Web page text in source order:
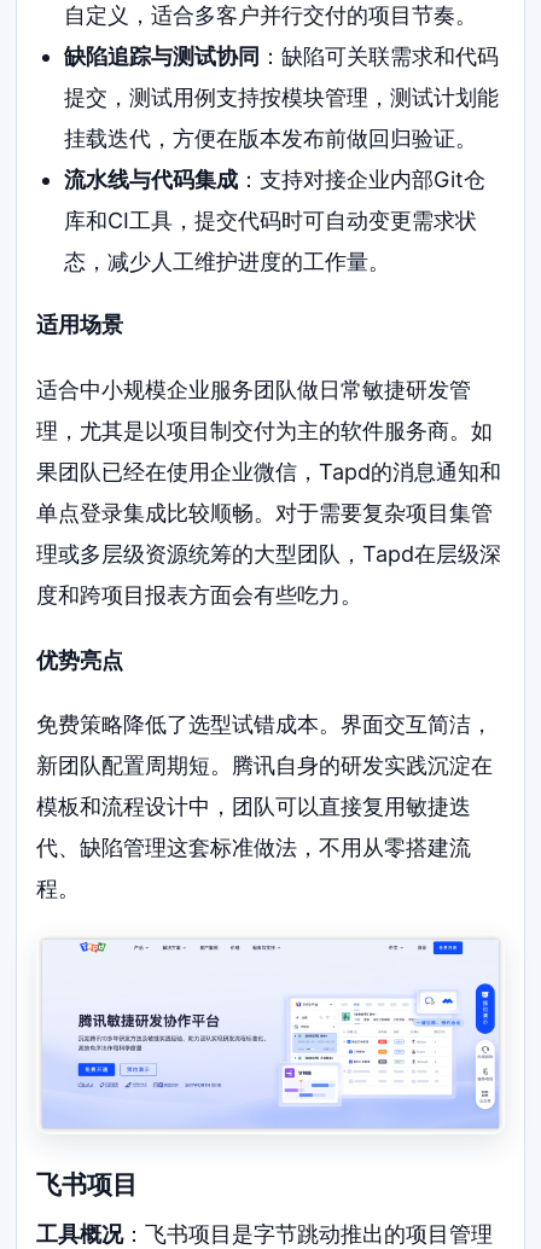
自定义，适合多客户并行交付的项目节奏。
缺陷追踪与测试协同 ：缺陷可关联需求和代码
提交，测试用例支持按模块管理，测试计划能
挂载迭代，方便在版本发布前做回归验证。
流水线与代码集成：支持对接企业内部Git仓
库和CI工具，提交代码时可自动变更需求状
态，减少人工维护进度的工作量。
适用场景
适合中小规模企业服务团队做日常敏捷研发管
理，尤其是以项目制交付为主的软件服务商。如
果团队已经在使用企业微信，Tapd的消息通知和
单点登录集成比较顺畅。对于需要复杂项目集管
理或多层级资源统筹的大型团队，Tapd在层级深
度和跨项目报表方面会有些吃力。
优势亮点
免费策略降低了选型试错成本。界面交互简洁，
新团队配置周期短。腾讯自身的研发实践沉淀在
模板和流程设计中，团队可以直接复用敏捷迭
代、缺陷管理这套标准做法，不用从零搭建流
程。
飞书项目
工具概况：飞书项目是字节跳动推出的项目管理